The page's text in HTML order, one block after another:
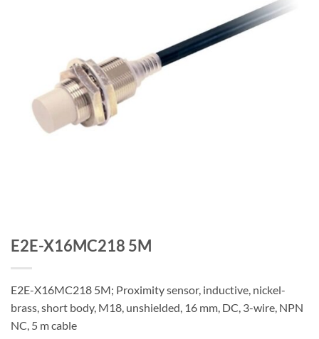
E2E-X16MC218 5M
E2E-X16MC218 5M; Proximity sensor, inductive, nickel-
brass, short body, M18, unshielded, 16 mm, DC, 3-wire, NPN
NC, 5 m cable